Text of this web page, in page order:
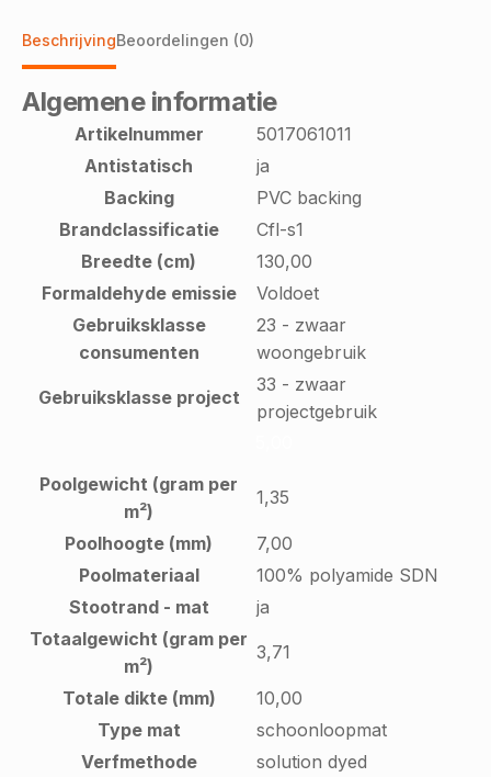
BeschrijvingBeoordelingen (0)
Algemene informatie
Artikelnummer
5017061011
Antistatisch
ja
Backing
PVC backing
Brandclassificatie
Cfl-s1
Breedte (cm)
130,00
Formaldehyde emissie
Voldoet
Gebruiksklasse
consumenten
23 - zwaar
woongebruik
Gebruiksklasse project
33 - zwaar
projectgebruik
Poolgewicht (gram per
m²)
1,35
Poolhoogte (mm)
7,00
Poolmateriaal
100% polyamide SDN
Stootrand - mat
ja
Totaalgewicht (gram per
m²)
3,71
Totale dikte (mm)
10,00
Type mat
schoonloopmat
Verfmethode
solution dyed